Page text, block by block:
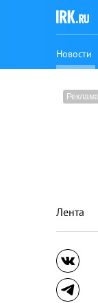
Новости
Лента